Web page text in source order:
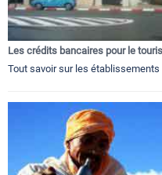
Les crédits bancaires pour le
Tout savoir sur les